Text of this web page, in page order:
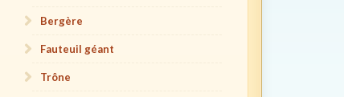
Bergère
Fauteuil géant
Trône